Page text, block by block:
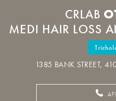
CRLAB
MEDI HAIR LOSS
1385 BANK STREET,